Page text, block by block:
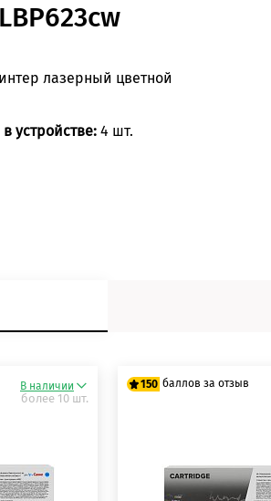
лазерный цветной
устройстве: 4 шт.
В наличии
более 10 шт.
150 баллов за отзыв